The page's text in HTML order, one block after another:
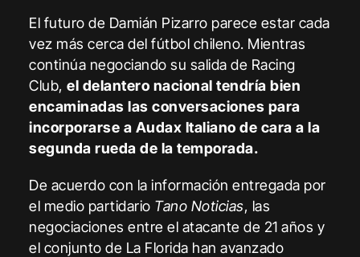
El futuro de Damián Pizarro parece estar cada
vez más cerca del fútbol chileno. Mientras
continúa negociando su salida de Racing
Club,el delantero nacional tendría bien
encaminadas las conversaciones para
incorporarse a Audax Italiano de cara a la
segunda rueda de la temporada.
De acuerdo con la información entregada por
el medio partidario Tano Noticias, las
negociaciones entre el atacante de 21 años y
el conjunto de La Florida han avanzado